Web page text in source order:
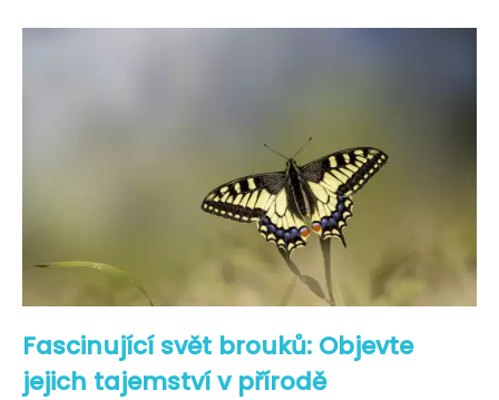
Fascinující svět brouků: Objevte
jejich tajemství v přírodě